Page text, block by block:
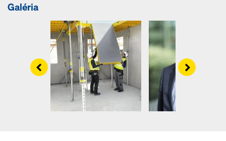
Galéria
Left Right